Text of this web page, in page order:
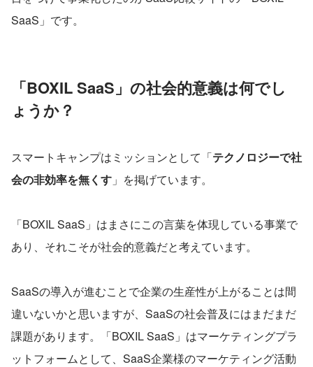
SaaS」です。
「BOXIL SaaS」の社会的意義は何でし
ょうか？
スマートキャンプはミッションとして「テクノロジーで社
会の非効率を無くす 」を掲げています。
「BOXIL SaaS」はまさにこの言葉を体現している事業で
あり、それこそが社会的意義だと考えています。
SaaSの導入が進むことで企業の生産性が上がることは間
違いないかと思いますが、SaaSの社会普及にはまだまだ
課題があります。「BOXIL SaaS」はマーケティングプラ
ットフォームとして、SaaS企業様のマーケティング活動